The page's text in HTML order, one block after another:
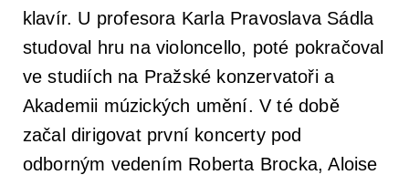
Historie
Jiří Bělohlávek — zakladatel orchestru
Orchestrální akademie
Finanční dar
Talent Prahy 5
Koncerty pro školy
Orchestr Zoom
klavír. U profesora Karla Pravoslava Sádla
studoval hru na violoncello, poté pokračoval
ve studiích na Pražské konzervatoři a
Akademii múzických umění. V té době
začal dirigovat první koncerty pod
odborným vedením Roberta Brocka, Aloise